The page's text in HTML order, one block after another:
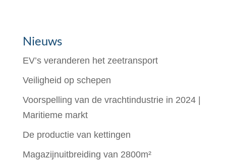
Nieuws
EV’s veranderen het zeetransport
Veiligheid op schepen
Voorspelling van de vrachtindustrie in 2024 |
Maritieme markt
De productie van kettingen
Magazijnuitbreiding van 2800m²